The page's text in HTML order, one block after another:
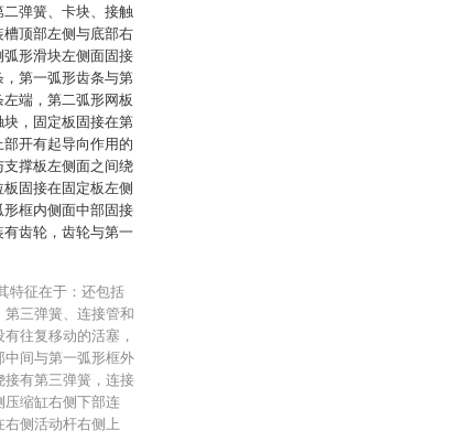
弹簧、卡块、接触
顶部左侧与底部右
形滑块左侧面固接
第一弧形齿条与第
端，第二弧形网板
，固定板固接在第
开有起导向作用的
撑板左侧面之间绕
固接在固定板左侧
框内侧面中部固接
齿轮，齿轮与第一
特征在于：还包括
三弹簧、连接管和
往复移动的活塞，
中间与第一弧形框外
接有第三弹簧，连接
压缩缸右侧下部连
侧活动杆右侧上